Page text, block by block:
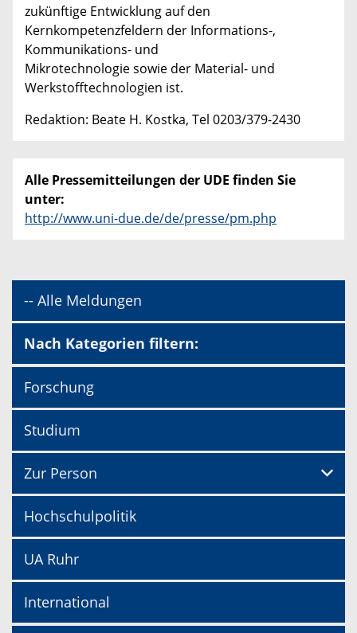
zukünftige Entwicklung auf den
Kernkompetenzfeldern der Informations-,
Kommunikations- und
Mikrotechnologie sowie der Material- und
Werkstofftechnologien ist.
Redaktion: Beate H. Kostka, Tel 0203/379-2430
Alle Pressemitteilungen der UDE finden Sie
unter:
http://www.uni-due.de/de/presse/pm.php
-- Alle Meldungen
Nach Kategorien filtern:
Forschung
Studium
Zur Person
Hochschulpolitik
UA Ruhr
International